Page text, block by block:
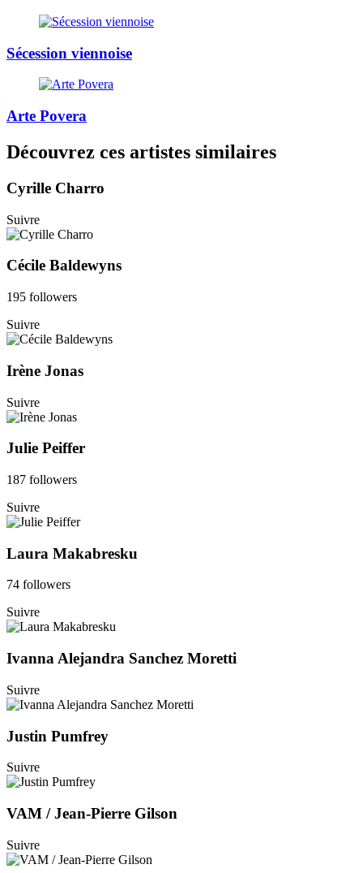
Sécession viennoise
Arte Povera
Découvrez ces artistes similaires
Cyrille Charro
Suivre
Cécile Baldewyns
195 followers
Suivre
Irène Jonas
Suivre
Julie Peiffer
187 followers
Suivre
Laura Makabresku
74 followers
Suivre
Ivanna Alejandra Sanchez Moretti
Suivre
Justin Pumfrey
Suivre
VAM / Jean-Pierre Gilson
Suivre